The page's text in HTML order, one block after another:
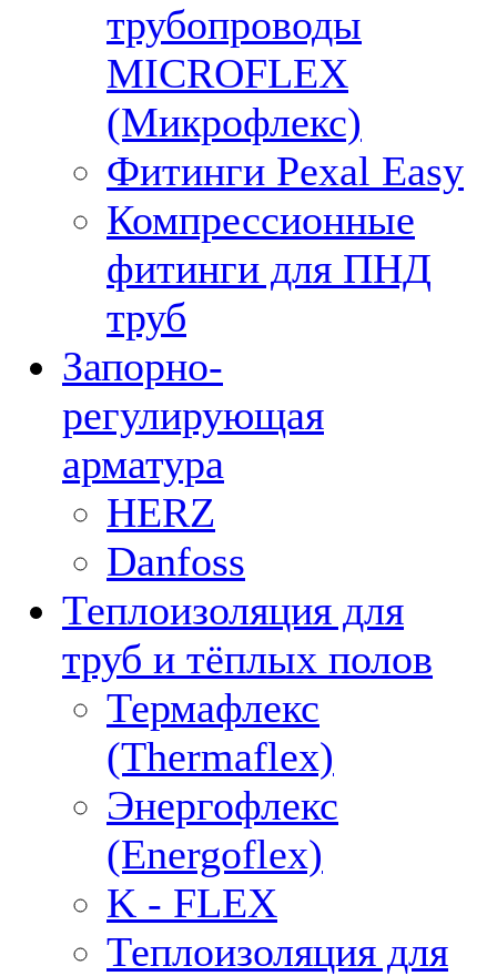
трубопроводы
MICROFLEX
(Микрофлекс)
Фитинги Pexal Easy
Компрессионные
фитинги для ПНД
труб
Запорно-
регулирующая
арматура
HERZ
Danfoss
Теплоизоляция для
труб и тёплых полов
Термафлекс
(Thermaflex)
Энергофлекс
(Energoflex)
K - FLEX
Теплоизоляция для